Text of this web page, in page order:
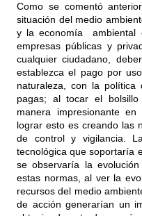
Como se comentó
situación del medio
y la economía ambiental
empresas públicas y
cualquier ciudadano,
establezca el pago por
naturaleza, con la
pagas; al tocar el
manera impresionante
lograr esto es creando las
de control y vigilancia.
tecnológica que soportaría
se observaría la
estas normas, al ver la
recursos del medio
de acción generarían un